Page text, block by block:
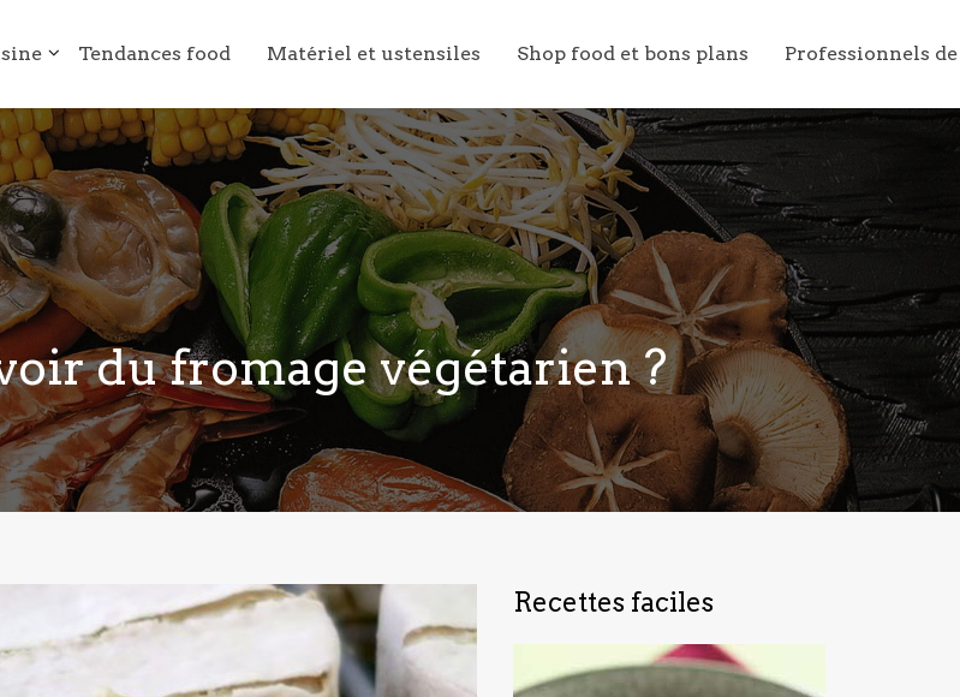
Tendances food Matériel et ustensiles Shop food et bons plans Professionnels
du fromage végétarien ?
Recettes faciles